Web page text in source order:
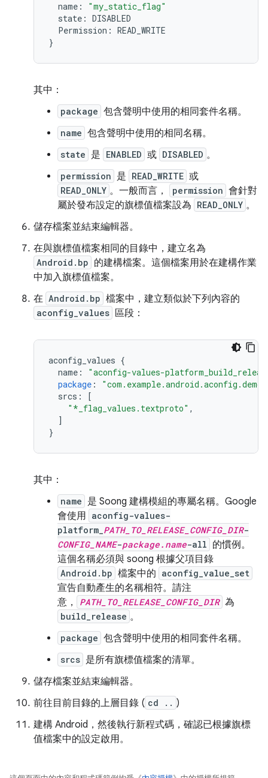
name :
"my_static_flag"
state : DISABLED
Permission : READ_WRITE
}
其中：
package 包含聲明中使用的相同套件名稱。
name 包含聲明中使用的相同名稱。
state 是 ENABLED 或 DISABLED 。
permission 是 READ_WRITE 或
READ_ONLY 。一般而言， permission 會針對
屬於發布設定的旗標值檔案設為 READ_ONLY 。
儲存檔案並結束編輯器。
在與旗標值檔案相同的目錄中，建立名為
Android.bp 的建構檔案。這個檔案用於在建構作業
中加入旗標值檔案。
在 Android.bp 檔案中，建立類似於下列內容的
aconfig_values 區段：
aconfig_values {
name :
"aconfig-values-
package :
srcs :
[
"*_flag_values.textproto" ,
]
}
其中：
name 是 Soong 建構模組的專屬名稱。Google
會使用 aconfig-values-
platform_ PATH_TO_RELEASE_CONFIG_DIR-
CONFIG_NAME-package.name-all 的慣例。
這個名稱必須與 soong 根據父項目錄
Android.bp 檔案中的 aconfig_value_set
宣告自動產生的名稱相符。請注
意，
PATH_TO_RELEASE_CONFIG_DIR 為
build_release 。
package 包含聲明中使用的相同套件名稱。
srcs 是所有旗標值檔案的清單。
儲存檔案並結束編輯器。
前往目前目錄的上層目錄 ( cd .. )
建構 Android，然後執行新程式碼，確認已根據旗標
值檔案中的設定啟用。